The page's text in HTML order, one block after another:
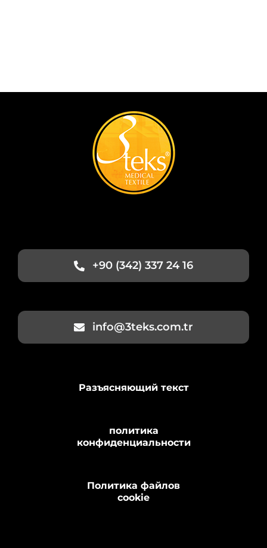
+90 (342) 337 24 16
info@3teks.com.tr
Разъясняющий текст
политика
конфиденциальности
Политика файлов
cookie